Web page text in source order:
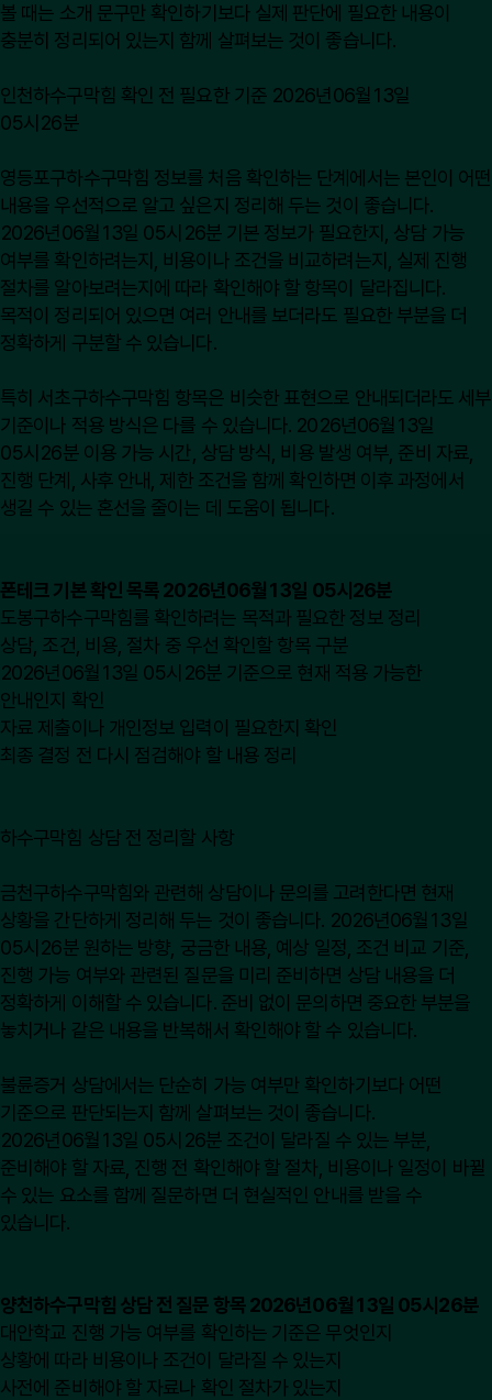
볼 때는 소개 문구만 확인하기보다 실제 판단에 필요한 내용이
충분히 정리되어 있는지 함께 살펴보는 것이 좋습니다.
인천하수구막힘 확인 전 필요한 기준 2026년06월13일
05시26분
영등포구하수구막힘 정보를 처음 확인하는 단계에서는 본인이 어떤
내용을 우선적으로 알고 싶은지 정리해 두는 것이 좋습니다.
2026년06월13일 05시26분 기본 정보가 필요한지, 상담 가능
여부를 확인하려는지, 비용이나 조건을 비교하려는지, 실제 진행
절차를 알아보려는지에 따라 확인해야 할 항목이 달라집니다.
목적이 정리되어 있으면 여러 안내를 보더라도 필요한 부분을 더
정확하게 구분할 수 있습니다.
특히 서초구하수구막힘 항목은 비슷한 표현으로 안내되더라도 세부
기준이나 적용 방식은 다를 수 있습니다. 2026년06월13일
05시26분 이용 가능 시간, 상담 방식, 비용 발생 여부, 준비 자료,
진행 단계, 사후 안내, 제한 조건을 함께 확인하면 이후 과정에서
생길 수 있는 혼선을 줄이는 데 도움이 됩니다.
폰테크 기본 확인 목록 2026년06월13일 05시26분
도봉구하수구막힘를 확인하려는 목적과 필요한 정보 정리
상담, 조건, 비용, 절차 중 우선 확인할 항목 구분
2026년06월13일 05시26분 기준으로 현재 적용 가능한
안내인지 확인
자료 제출이나 개인정보 입력이 필요한지 확인
최종 결정 전 다시 점검해야 할 내용 정리
하수구막힘 상담 전 정리할 사항
금천구하수구막힘와 관련해 상담이나 문의를 고려한다면 현재
상황을 간단하게 정리해 두는 것이 좋습니다. 2026년06월13일
05시26분 원하는 방향, 궁금한 내용, 예상 일정, 조건 비교 기준,
진행 가능 여부와 관련된 질문을 미리 준비하면 상담 내용을 더
정확하게 이해할 수 있습니다. 준비 없이 문의하면 중요한 부분을
놓치거나 같은 내용을 반복해서 확인해야 할 수 있습니다.
불륜증거 상담에서는 단순히 가능 여부만 확인하기보다 어떤
기준으로 판단되는지 함께 살펴보는 것이 좋습니다.
2026년06월13일 05시26분 조건이 달라질 수 있는 부분,
준비해야 할 자료, 진행 전 확인해야 할 절차, 비용이나 일정이 바뀔
수 있는 요소를 함께 질문하면 더 현실적인 안내를 받을 수
있습니다.
양천하수구막힘 상담 전 질문 항목 2026년06월13일 05시26분
대안학교 진행 가능 여부를 확인하는 기준은 무엇인지
상황에 따라 비용이나 조건이 달라질 수 있는지
사전에 준비해야 할 자료나 확인 절차가 있는지